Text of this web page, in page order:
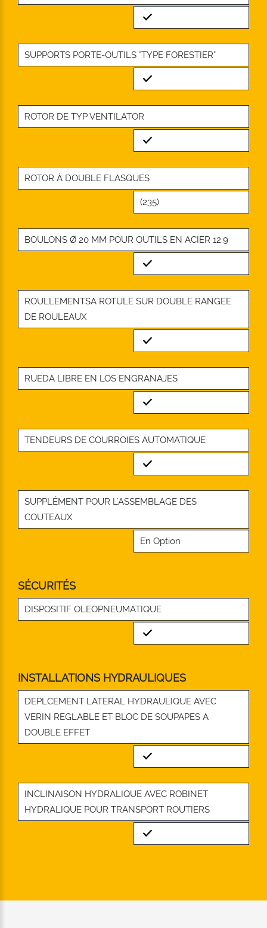
Standard
SUPPORTS PORTE-OUTILS "TYPE FORESTIER"
Standard
ROTOR DE TYP VENTILATOR
Standard
ROTOR À DOUBLE FLASQUES
(235)
BOULONS Ø 20 MM POUR OUTILS EN ACIER 12.9
Standard
ROULLEMENTSA ROTULE SUR DOUBLE RANGEE
DE ROULEAUX
Standard
RUEDA LIBRE EN LOS ENGRANAJES
Standard
TENDEURS DE COURROIES AUTOMATIQUE
Standard
SUPPLÉMENT POUR L'ASSEMBLAGE DES
COUTEAUX
En Option
SÉCURITÉS
DISPOSITIF OLEOPNEUMATIQUE
Standard
INSTALLATIONS HYDRAULIQUES
DEPLCEMENT LATERAL HYDRAULIQUE AVEC
VERIN REGLABLE ET BLOC DE SOUPAPES A
DOUBLE EFFET
Standard
INCLINAISON HYDRALIQUE AVEC ROBINET
HYDRALIQUE POUR TRANSPORT ROUTIERS
Standard